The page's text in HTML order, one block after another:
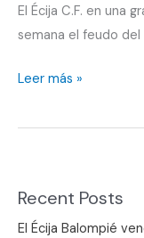
El Écija C.F. en una
semana el feudo del
Montellano
la
Leer más »
Recent Posts
El Écija Balompié